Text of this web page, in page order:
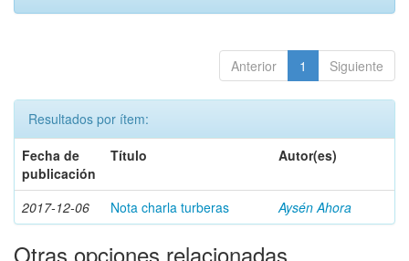
Anterior 1 Siguiente
Resultados por ítem:
Fecha de
publicación
Título Autor(es)
2017-12-06 Nota charla turberas Aysén Ahora
Otras opciones relacionadas